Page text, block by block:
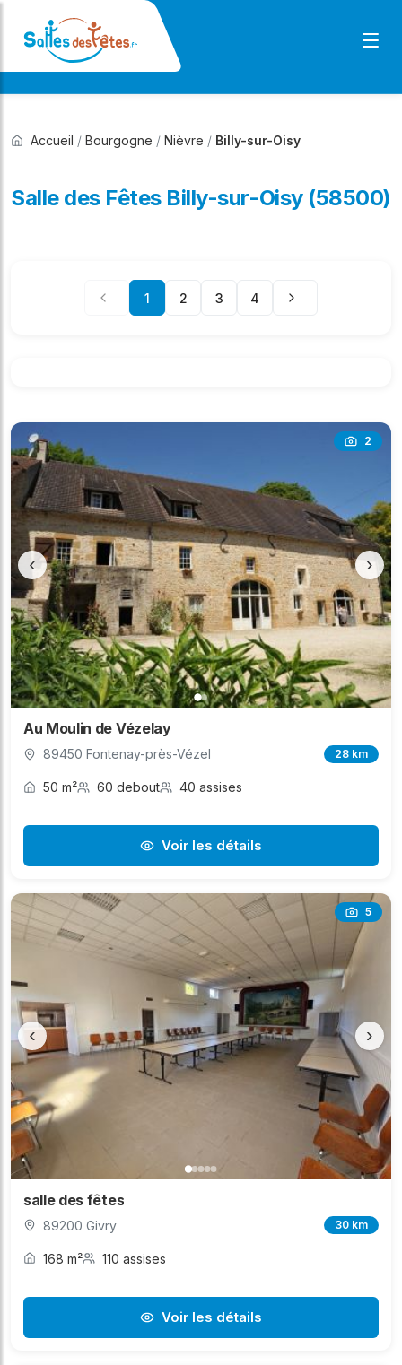
Accueil / Bourgogne / Nièvre / Billy-sur-Oisy
Salle des Fêtes Billy-sur-Oisy (58500)
1 2 3 4
2
‹ ›
Au Moulin de Vézelay
89450 Fontenay-près-Vézel 28 km
50 m² 60 debout 40 assises
Voir les détails
5
‹ ›
salle des fêtes
89200 Givry 30 km
168 m² 110 assises
Voir les détails